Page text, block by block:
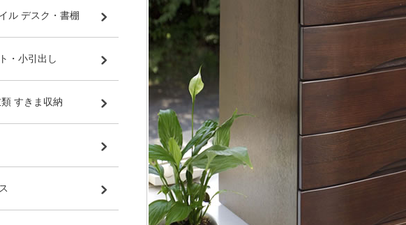
ル デスク・書棚
・小引出し
すきま収納